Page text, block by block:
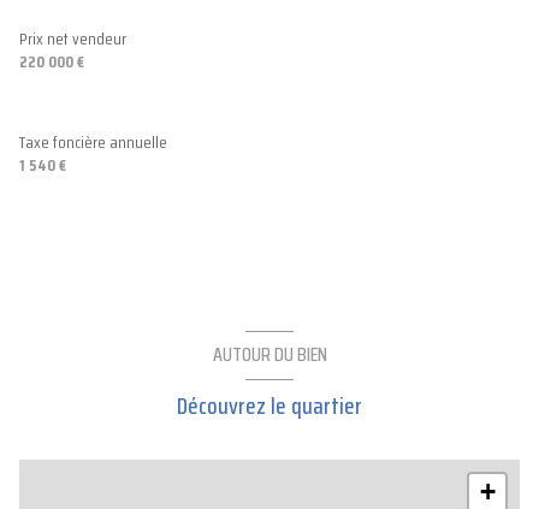
Prix net vendeur
220 000 €
Taxe foncière annuelle
1 540 €
AUTOUR DU BIEN
Découvrez le quartier
+